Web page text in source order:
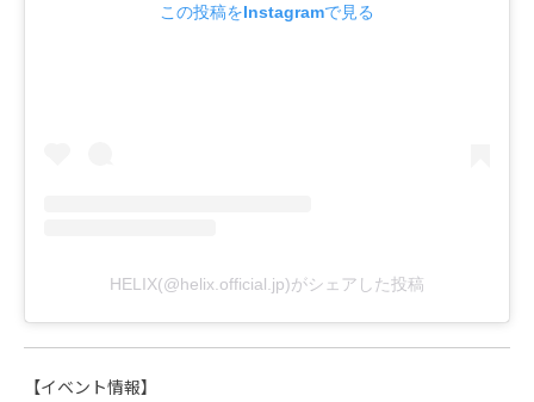
この投稿をInstagramで見る
HELIX(@helix.official.jp)がシェアした投稿
【イベント情報】